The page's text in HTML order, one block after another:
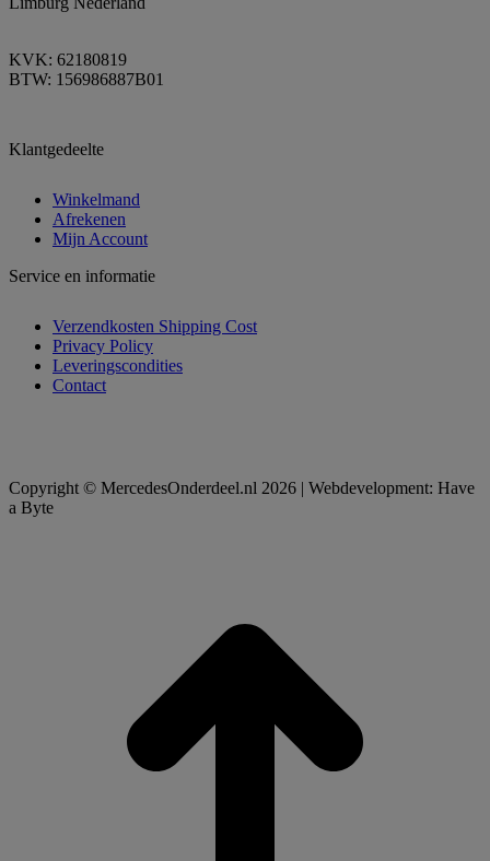
KVK: 62180819
BTW: 156986887B01
Klantgedeelte
Winkelmand
Afrekenen
Mijn Account
Service en informatie
Verzendkosten Shipping Cost
Privacy Policy
Leveringscondities
Contact
Copyright © MercedesOnderdeel.nl 2026 | Webdevelopment: Have
a Byte